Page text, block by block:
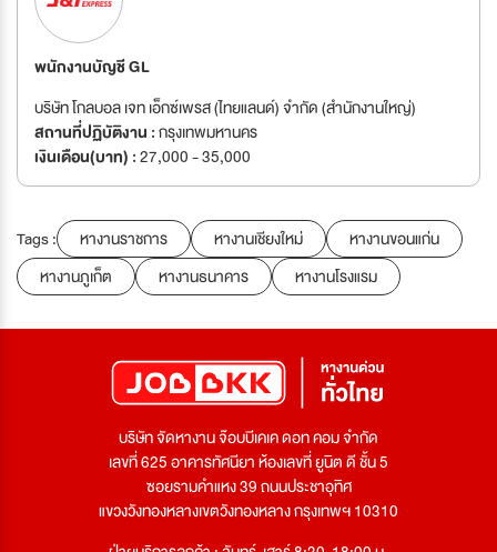
พนักงานบัญชี GL
บริษัท โกลบอล เจท เอ็กซ์เพรส (ไทยแลนด์) จำกัด (สำนักงานใหญ่)
สถานที่ปฏิบัติงาน :กรุงเทพมหานคร
เงินเดือน(บาท) :27,000 - 35,000
Tags : หางานราชการ หางานเชียงใหม่
หางานขอนแก่น
หางานภูเก็ต
หางานธนาคาร หางานโรงแรม
บริษัท จัดหางาน จ๊อบบีเคเค ดอท คอม จำกัด
เลขที่ 625 อาคารทัศนียา ห้องเลขที่ ยูนิต ดี ชั้น 5
ซอยรามคำแหง 39 ถนนประชาอุทิศ
แขวงวังทองหลางเขตวังทองหลาง กรุงเทพฯ 10310